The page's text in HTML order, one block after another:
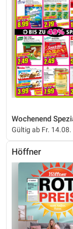
Wochenend
Gültig ab Fr. 14.08.
Höffner